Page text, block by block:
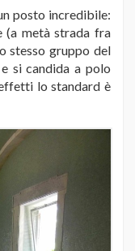
posto incredibile:
(a metà strada fra
stesso gruppo del
e si candida a polo
lo standard è